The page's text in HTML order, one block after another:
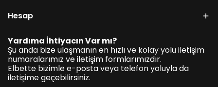
Hesap
Yardıma İhtiyacın Var mı?
Şu anda bize ulaşmanın en hızlı ve kolay yolu iletişim
numaralarımız ve iletişim formlarımızdır.
Elbette bizimle e-posta veya telefon yoluyla da
iletişime geçebilirsiniz.